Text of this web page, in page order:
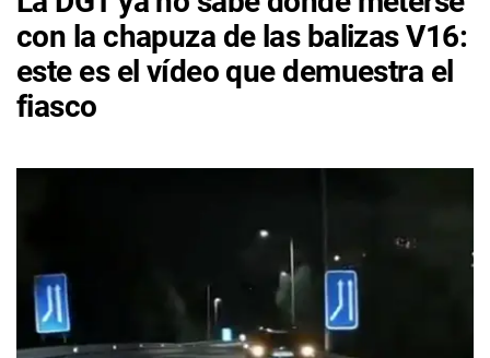
con la chapuza de las balizas V16:
este es el vídeo que demuestra el
fiasco